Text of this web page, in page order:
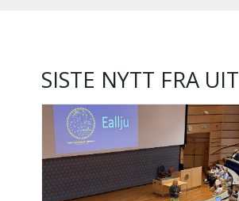
SISTE NYTT FRA UIT